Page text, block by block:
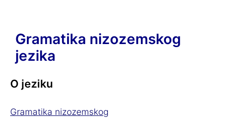
Gramatika nizozemskog
jezika
O jeziku
Gramatika nizozemskog